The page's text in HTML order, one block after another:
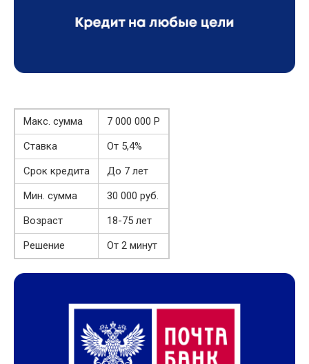
Макс. сумма
7 000 000 Р
Ставка
От 5,4%
Срок кредита
До 7 лет
Мин. сумма
30 000 руб.
Возраст
18-75 лет
Решение
От 2 минут